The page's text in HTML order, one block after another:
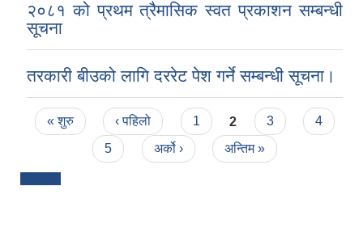
२०८१ को प्रथम त्रैमासिक स्वत प्रकाशन सम्बन्धी
सूचना
तरकारी बीउको लागि दररेट पेश गर्ने सम्बन्धी सूचना।
Pages
« शुरु ‹ पहिलो 1 2 3
4
5
अर्को › अन्तिम »